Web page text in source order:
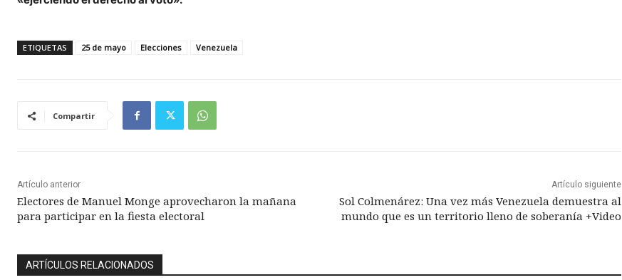
ETIQUETAS 25 de mayo Elecciones Venezuela
Compartir
Artículo anterior
Electores de Manuel Monge aprovecharon la mañana
para participar en la fiesta electoral
Artículo siguiente
Sol Colmenárez: Una vez más Venezuela demuestra al
mundo que es un territorio lleno de soberanía +Video
ARTÍCULOS RELACIONADOS